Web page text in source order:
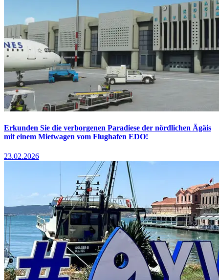
Erkunden Sie die verborgenen Paradiese der nördlichen Ägäis
mit einem Mietwagen vom Flughafen EDO!
23.02.2026